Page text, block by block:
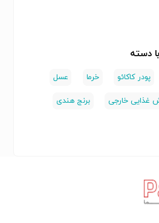
دسته
پودر کاکائو خرما عسل
غذایی خارجی برنج هندی